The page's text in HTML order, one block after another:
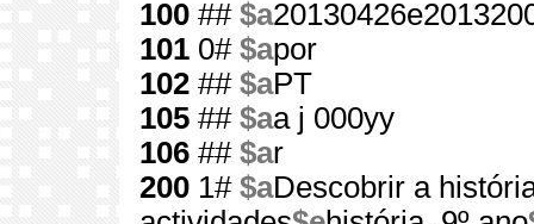
100 ## $a
101 0# $apor
102 ## $aPT
105 ## $aa j 000yy
106 ## $ar
200 1# $aDescobrir a